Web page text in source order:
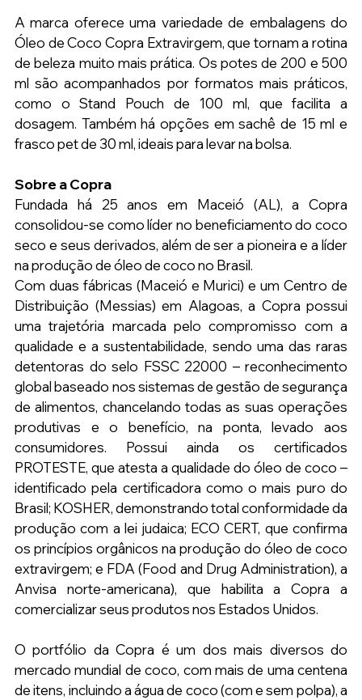
A marca oferece uma variedade de embalagens do
Óleo de Coco Copra Extravirgem, que tornam a rotina
de beleza muito mais prática. Os potes de 200 e 500
ml são acompanhados por formatos mais práticos,
como o Stand Pouch de 100 ml, que facilita a
dosagem. Também há opções em sachê de 15 ml e
frasco pet de 30 ml, ideais para levar na bolsa.
Sobre a Copra
Fundada há 25 anos em Maceió (AL), a Copra
consolidou-se como líder no beneficiamento do coco
seco e seus derivados, além de ser a pioneira e a líder
na produção de óleo de coco no Brasil.
Com duas fábricas (Maceió e Murici) e um Centro de
Distribuição (Messias) em Alagoas, a Copra possui
uma trajetória marcada pelo compromisso com a
qualidade e a sustentabilidade, sendo uma das raras
detentoras do selo FSSC 22000 – reconhecimento
global baseado nos sistemas de gestão de segurança
de alimentos, chancelando todas as suas operações
produtivas e o benefício, na ponta, levado aos
consumidores. Possui ainda os certificados
PROTESTE, que atesta a qualidade do óleo de coco –
identificado pela certificadora como o mais puro do
Brasil; KOSHER, demonstrando total conformidade da
produção com a lei judaica; ECO CERT, que confirma
os princípios orgânicos na produção do óleo de coco
extravirgem; e FDA (Food and Drug Administration), a
Anvisa norte-americana), que habilita a Copra a
comercializar seus produtos nos Estados Unidos.
O portfólio da Copra é um dos mais diversos do
mercado mundial de coco, com mais de uma centena
de itens, incluindo a água de coco (com e sem polpa), a